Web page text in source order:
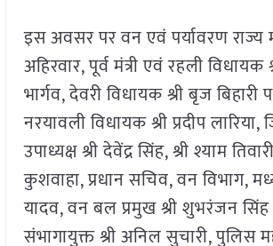
इस अवसर पर वन एवं पर्यावरण राज्य
अहिरवार, पूर्व मंत्री एवं रहली विधायक
भार्गव, देवरी विधायक श्री बृज बिहारी
नरयावली विधायक श्री प्रदीप
उपाध्यक्ष श्री देवेंद्र सिंह, श्री श्याम
कुशवाहा, प्रधान सचिव, वन विभाग,
यादव, वन बल प्रमुख श्री शुभरंजन
संभागायुक्त श्री अनिल सुचारी, पुलिस